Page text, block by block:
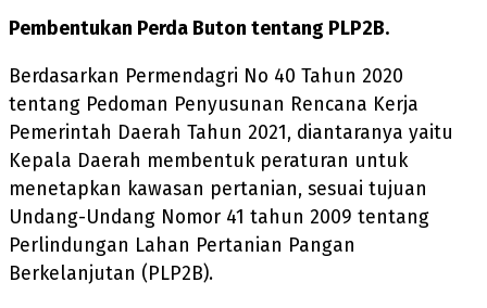
Pembentukan Perda Buton tentang PLP2B.
Berdasarkan Permendagri No 40 Tahun 2020
tentang Pedoman Penyusunan Rencana Kerja
Pemerintah Daerah Tahun 2021, diantaranya yaitu
Kepala Daerah membentuk peraturan untuk
menetapkan kawasan pertanian, sesuai tujuan
Undang-Undang Nomor 41 tahun 2009 tentang
Perlindungan Lahan Pertanian Pangan
Berkelanjutan (PLP2B).